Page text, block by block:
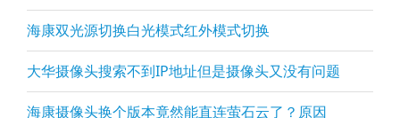
海康双光源切换白光模式红外模式切换
大华摄像头搜索不到IP地址但是摄像头又没有问题
海康摄像头换个版本竟然能直连萤石云了？原因